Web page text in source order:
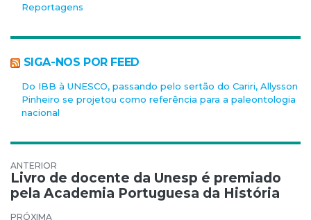
Reportagens
SIGA-NOS POR FEED
Do IBB à UNESCO, passando pelo sertão do Cariri, Allysson
Pinheiro se projetou como referência para a paleontologia
nacional
Navegação de Post
Livro de docente da Unesp é premiado
pela Academia Portuguesa da História